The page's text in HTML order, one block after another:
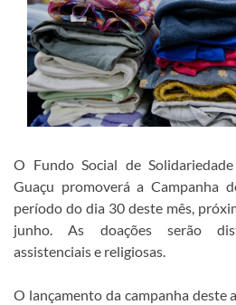
O Fundo Social de
Guaçu promoverá a Campanha
período do dia 30 deste mês,
junho. As doações serão
assistenciais e religiosas.
O lançamento da campanha deste